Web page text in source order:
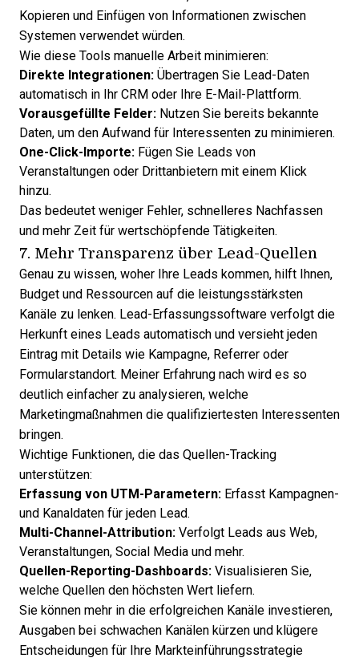
Kopieren und Einfügen von Informationen zwischen
Systemen verwendet würden.
Wie diese Tools manuelle Arbeit minimieren:
Direkte Integrationen: Übertragen Sie Lead-Daten
automatisch in Ihr CRM oder Ihre E-Mail-Plattform.
Vorausgefüllte Felder: Nutzen Sie bereits bekannte
Daten, um den Aufwand für Interessenten zu minimieren.
One-Click-Importe: Fügen Sie Leads von
Veranstaltungen oder Drittanbietern mit einem Klick
hinzu.
Das bedeutet weniger Fehler, schnelleres Nachfassen
und mehr Zeit für wertschöpfende Tätigkeiten.
7. Mehr Transparenz über Lead-Quellen
Genau zu wissen, woher Ihre Leads kommen, hilft Ihnen,
Budget und Ressourcen auf die leistungsstärksten
Kanäle zu lenken. Lead-Erfassungssoftware verfolgt die
Herkunft eines Leads automatisch und versieht jeden
Eintrag mit Details wie Kampagne, Referrer oder
Formularstandort. Meiner Erfahrung nach wird es so
deutlich einfacher zu analysieren, welche
Marketingmaßnahmen die qualifiziertesten Interessenten
bringen.
Wichtige Funktionen, die das Quellen-Tracking
unterstützen:
Erfassung von UTM-Parametern: Erfasst Kampagnen-
und Kanaldaten für jeden Lead.
Multi-Channel-Attribution: Verfolgt Leads aus Web,
Veranstaltungen, Social Media und mehr.
Quellen-Reporting-Dashboards: Visualisieren Sie,
welche Quellen den höchsten Wert liefern.
Sie können mehr in die erfolgreichen Kanäle investieren,
Ausgaben bei schwachen Kanälen kürzen und klügere
Entscheidungen für Ihre Markteinführungsstrategie